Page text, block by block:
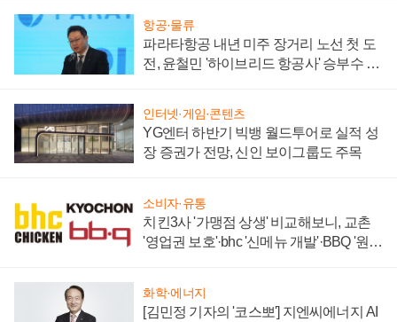
항공·물류
파라타항공 내년 미주 장거리 노선 첫 도
전, 윤철민 '하이브리드 항공사' 승부수 통
인터넷·게임·콘텐츠
YG엔터 하반기 빅뱅 월드투어로 실적 성
장 증권가 전망, 신인 보이그룹도 주목
소비자·유통
치킨3사 '가맹점 상생' 비교해보니, 교촌
'영업권 보호'·bhc '신메뉴 개발'·BBQ '원가
화학·에너지
[김민정 기자의 '코스뽀'] 지엔씨에너지 AI